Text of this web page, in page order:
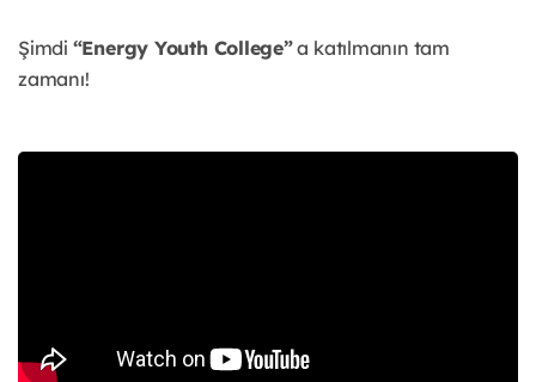
Şimdi “Energy Youth College”a katılmanın tam
zamanı!